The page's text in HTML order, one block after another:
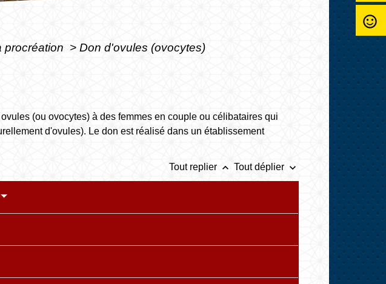
procréation > Don d'ovules (ovocytes)
(ou ovocytes) à des femmes en couple ou célibataires qui
d'ovules). Le don est réalisé dans un établissement
Tout replier keyboard_arrow_up Tout déplier keyboard_arrow_down
sentiment_satisfied_alt